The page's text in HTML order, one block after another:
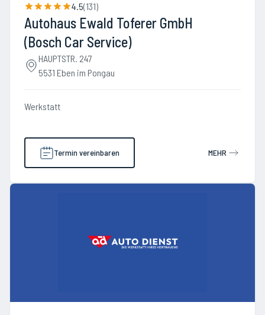
4.5(131)
Autohaus Ewald Toferer GmbH
(Bosch Car Service)
HAUPTSTR. 247
5531 Eben im Pongau
Werkstatt
Termin vereinbaren MEHR